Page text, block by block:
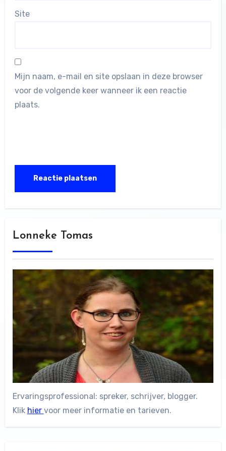
Site
Mijn naam, e-mail en site opslaan in deze browser
voor de volgende keer wanneer ik een reactie
plaats.
Lonneke Tomas
Ervaringsprofessional: spreker, schrijver, blogger.
Klik hier voor meer informatie en tarieven.